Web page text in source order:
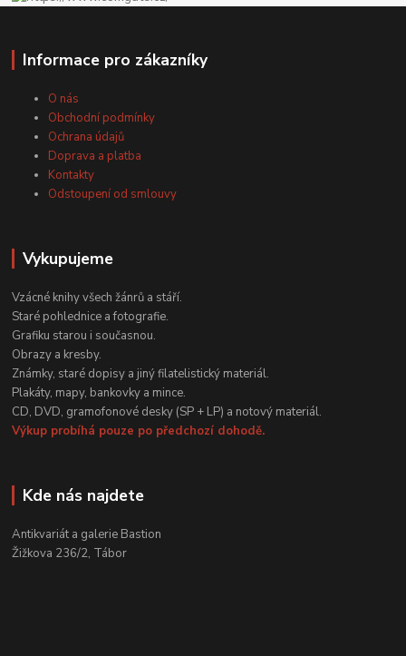
Informace pro zákazníky
O nás
Obchodní podmínky
Ochrana údajů
Doprava a platba
Kontakty
Odstoupení od smlouvy
Vykupujeme
Vzácné knihy všech žánrů a stáří.
Staré pohlednice a fotografie.
Grafiku starou i současnou.
Obrazy a kresby.
Známky, staré dopisy a jiný filatelistický materiál.
Plakáty, mapy, bankovky a mince.
CD, DVD, gramofonové desky (SP + LP) a notový materiál.
Výkup probíhá pouze po předchozí dohodě.
Kde nás najdete
Antikvariát a galerie Bastion
Žižkova 236/2, Tábor